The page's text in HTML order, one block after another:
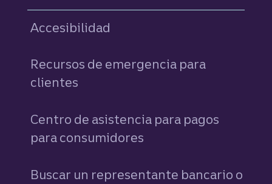
Accesibilidad
Recursos de emergencia para
clientes
Centro de asistencia para pagos
para consumidores
Buscar un representante bancario o